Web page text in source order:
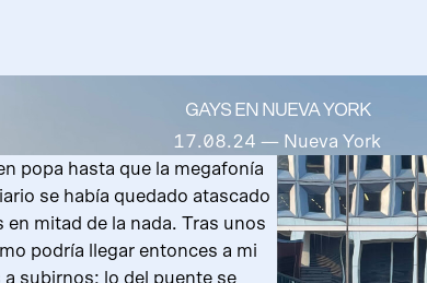
GAYS EN NUEVA YORK
17.08.24 — Nueva York
popa hasta que la megafonía
se había quedado atascado
mitad de la nada. Tras unos
podría llegar entonces a mi
subirnos: lo del puente se